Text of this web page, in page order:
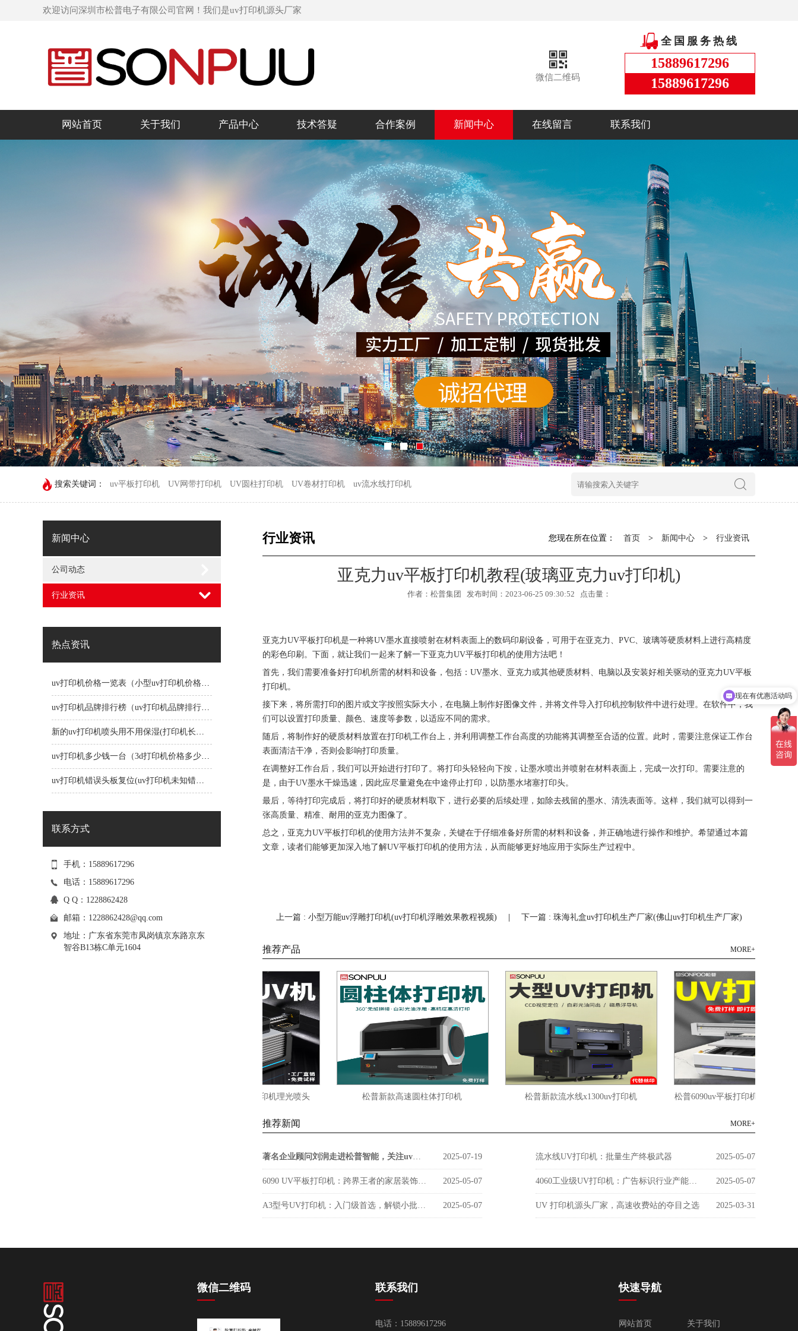
欢迎访问深圳市松普电子有限公司官网！我们是uv打印机源头厂家
微信二维码
全国服务热线
15889617296
15889617296
网站首页 关于我们 产品中心 技术答疑 合作案例 新闻中心 在线留言 联系我们
1 2 3
搜索关键词： uv平板打印机 UV网带打印机 UV圆柱打印机 UV卷材打印机 uv流水线打印机
新闻中心
公司动态
行业资讯
热点资讯
uv打印机价格一览表（小型uv打印机价格一览表）
uv打印机品牌排行榜（uv打印机品牌排行榜前十名）
新的uv打印机喷头用不用保湿(打印机长时间不用喷头会堵吗)
uv打印机多少钱一台（3d打印机价格多少钱一台）
uv打印机错误头板复位(uv打印机未知错误1191)
联系方式
手机：15889617296
电话：15889617296
Q Q：1228862428
邮箱： 1228862428@qq.com
地址：广东省东莞市凤岗镇京东路京东
智谷B13栋C单元1604
行业资讯 您现在所在位置： 首页 > 新闻中心 > 行业资讯
亚克力uv平板打印机教程(玻璃亚克力uv打印机)
作者：松普集团 发布时间：2023-06-25 09:30:52 点击量：
亚克力UV平板打印机是一种将UV墨水直接喷射在材料表面上的数码印刷设备，可用于在亚克力、PVC、玻璃等硬质材料上进行高精度
的彩色印刷。下面，就让我们一起来了解一下亚克力UV平板打印机的使用方法吧！
首先，我们需要准备好打印机所需的材料和设备，包括：UV墨水、亚克力或其他硬质材料、电脑以及安装好相关驱动的亚克力UV平板
打印机。
接下来，将所需打印的图片或文字按照实际大小，在电脑上制作好图像文件，并将文件导入打印机控制软件中进行处理。在软件中，我
们可以设置打印质量、颜色、速度等参数，以适应不同的需求。
随后，将制作好的硬质材料放置在打印机工作台上，并利用调整工作台高度的功能将其调整至合适的位置。此时，需要注意保证工作台
表面清洁干净，否则会影响打印质量。
在调整好工作台后，我们可以开始进行打印了。将打印头轻轻向下按，让墨水喷出并喷射在材料表面上，完成一次打印。需要注意的
是，由于UV墨水干燥迅速，因此应尽量避免在中途停止打印，以防墨水堵塞打印头。
最后，等待打印完成后，将打印好的硬质材料取下，进行必要的后续处理，如除去残留的墨水、清洗表面等。这样，我们就可以得到一
张高质量、精准、耐用的亚克力图像了。
总之，亚克力UV平板打印机的使用方法并不复杂，关键在于仔细准备好所需的材料和设备，并正确地进行操作和维护。希望通过本篇
文章，读者们能够更加深入地了解UV平板打印机的使用方法，从而能够更好地应用于实际生产过程中。
上一篇 : 小型万能uv浮雕打印机(uv打印机浮雕效果教程视频) 下一篇 : 珠海礼盒uv打印机生产厂家(佛山uv打印机生产厂家)
推荐产品 MORE+
松普新款9060高落差打印机理光喷头 松普新款高速圆柱体打印机 松普新款流水线x1300uv打印机 松普6090uv平板打印机三喷头带视觉
推荐新闻 MORE+
著名企业顾问刘润走进松普智能，关注uv印刷设备如何借京东智谷”上楼进化“ 2025-07-19 流水线UV打印机：批量生产终极武器 2025-05-07
6090 UV平板打印机：跨界王者的家居装饰新势力 2025-05-07 4060工业级UV打印机：广告标识行业产能革命者 2025-05-07
A3型号UV打印机：入门级首选，解锁小批量定制新商机 2025-05-07 UV 打印机源头厂家，高速收费站的夺目之选 2025-03-31
微信二维码 联系我们
电话：15889617296
快速导航
网站首页 关于我们
可以介绍下你们的产品么